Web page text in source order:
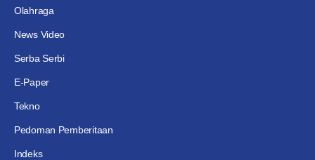
Olahraga
News Video
Serba Serbi
E-Paper
Tekno
Pedoman Pemberitaan
Indeks